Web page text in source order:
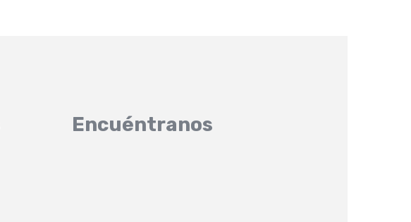
Encuéntranos